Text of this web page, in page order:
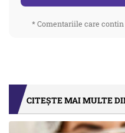
* Comentariile care
CITEȘTE MAI MULTE